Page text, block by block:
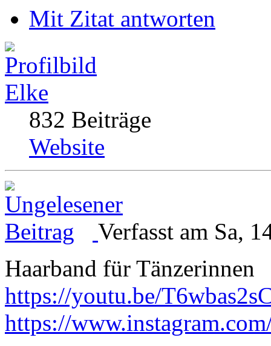
Mit Zitat antworten
Elke
832 Beiträge
Website
Verfasst am Sa,
Haarband für Tänzerinnen
https://youtu.be/
https://